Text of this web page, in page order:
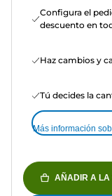
Configura el
descuento en
Haz cambios y
Tú decides la
Más información
AÑADIR A LA